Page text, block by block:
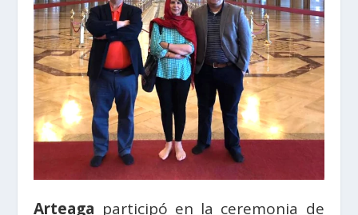
Arteaga participó en la ceremonia de